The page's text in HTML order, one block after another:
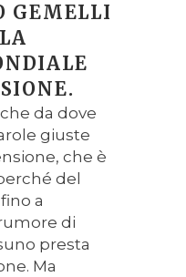
GEMELLI
da dove
giuste
che è
del
a
di
presta
Ma